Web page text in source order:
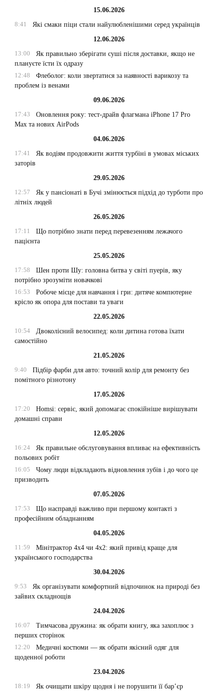
15.06.2026
8:41
Які смаки піци стали найулюбленішими серед українців
12.06.2026
13:00
Як правильно зберігати суші після доставки, якщо не
плануєте їсти їх одразу
12:48
Флеболог: коли звертатися за наявності варикозу та
проблем із венами
09.06.2026
17:43
Оновлення року: тест-драйв флагмана iPhone 17 Pro
Max та нових AirPods
04.06.2026
17:41
Як водіям продовжити життя турбіні в умовах міських
заторів
29.05.2026
12:57
Як у пансіонаті в Бучі змінюється підхід до турботи про
літніх людей
26.05.2026
17:11
Що потрібно знати перед перевезенням лежачого
пацієнта
25.05.2026
17:58
Шен проти Шу: головна битва у світі пуерів, яку
потрібно зрозуміти новачкові
16:53
Робоче місце для навчання і гри: дитяче компютерне
крісло як опора для постави та уваги
22.05.2026
10:54
Двоколісний велосипед: коли дитина готова їхати
самостійно
21.05.2026
9:40
Підбір фарби для авто: точний колір для ремонту без
помітного різнотону
17.05.2026
17:20
Homsi: сервіс, який допомагає спокійніше вирішувати
домашні справи
12.05.2026
16:24
Як правильне обслуговування впливає на ефективність
польових робіт
16:05
Чому люди відкладають відновлення зубів і до чого це
призводить
07.05.2026
17:53
Що насправді важливо при першому контакті з
професійним обладнанням
04.05.2026
11:59
Мінітрактор 4х4 чи 4х2: який привід краще для
українського господарства
30.04.2026
9:53
Як організувати комфортний відпочинок на природі без
зайвих складнощів
24.04.2026
16:07
Тимчасова дружина: як обрати книгу, яка захоплює з
перших сторінок
12:20
Медичні костюми — як обрати якісний одяг для
щоденної роботи
23.04.2026
18:19
Як очищати шкіру щодня і не порушити її бар’єр